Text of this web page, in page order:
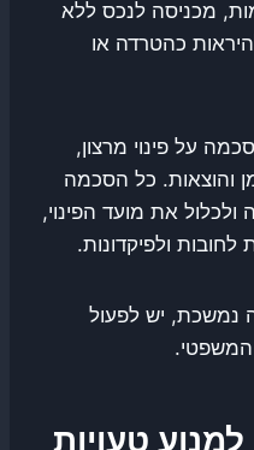
מכניסה לנכס ללא
כהטרדה או
על פינוי מרצון,
והוצאות. כל הסכמה
ולכלול את מועד הפינוי,
ולפיקדונות.
נמשכת, יש לפעול
המשפטי.
למנוע טעויות